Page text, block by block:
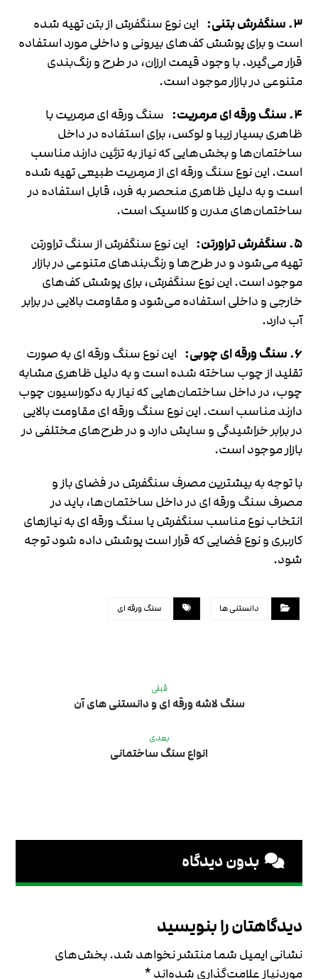
۳. سنگفرش بتنی:
این نوع سنگفرش از بتن تهیه شده
است و برای پوشش کف‌های بیرونی و داخلی مورد استفاده
قرار می‌گیرد. با وجود قیمت ارزان، در طرح و رنگ‌بندی
متنوعی در بازار موجود است.
۴. سنگ ورقه ای مرمریت:
سنگ ورقه ای مرمریت با
ظاهری بسیار زیبا و لوکس، برای استفاده در داخل
ساختمان‌ها و بخش‌هایی که نیاز به تزئین دارند مناسب
است. این نوع سنگ ورقه ای از مرمریت طبیعی تهیه شده
است و به دلیل ظاهری منحصر به فرد، قابل استفاده در
ساختمان‌های مدرن و کلاسیک است.
۵. سنگفرش تراورتن:
این نوع سنگفرش از سنگ تراورتن
تهیه می‌شود و در طرح‌ها و رنگ‌بندهای متنوعی در بازار
موجود است. این نوع سنگفرش، برای پوشش کف‌های
خارجی و داخلی استفاده می‌شود و مقاومت بالایی در برابر
آب دارد.
۶. سنگ ورقه ای چوبی:
این نوع سنگ ورقه ای به صورت
تقلید از چوب ساخته شده است و به دلیل ظاهری مشابه
چوب، در داخل ساختمان‌هایی که نیاز به دکوراسیون چوب
دارند مناسب است. این نوع سنگ ورقه ای مقاومت بالایی
در برابر خراشیدگی و سایش دارد و در طرح‌های مختلفی در
بازار موجود است.
با توجه به بیشترین مصرف سنگفرش در فضای باز و
مصرف سنگ ورقه ای در داخل ساختمان‌ها، باید در
انتخاب نوع مناسب سنگفرش یا سنگ ورقه ای به نیازهای
کاربری و نوع فضایی که قرار است پوشش داده شود توجه
شود.
دانستنی ها سنگ ورقه ای
قبلی
سنگ لاشه ورقه ای و دانستنی های آن
بعدی
انواع سنگ ساختمانی
بدون دیدگاه
دیدگاهتان را بنویسید
نشانی ایمیل شما منتشر نخواهد شد.بخش‌های
موردنیاز علامت‌گذاری شده‌اند *